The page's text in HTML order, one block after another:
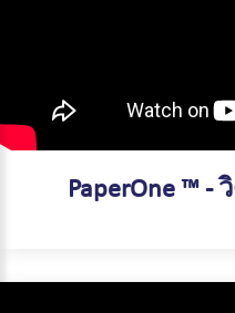
PaperOne ™ -